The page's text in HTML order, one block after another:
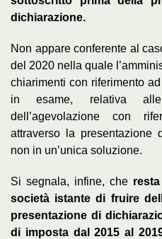
dichiarazione.
Non appare conferente al
del 2020 nella quale
chiarimenti con riferimento
in esame, relativa
dell’agevolazione con
attraverso la presentazione
non in un’unica soluzione.
Si segnala, infine, che
società istante di fruire
presentazione di
di imposta dal 2015 al